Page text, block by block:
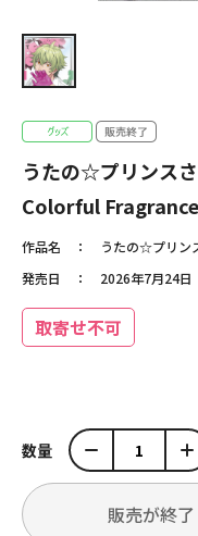
うたの☆プリンス
Colorful Fragrance
作品名
うたの☆プリン
発売日
2026年7月24日
取寄せ不可
数量
販売が終